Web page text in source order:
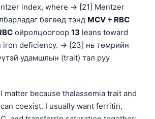
index, where → [21] Mentzer
бөгөөд тэнд MCV ÷ RBC
ойролцоогоор 13 leans toward
iron deficiency. → [23] нь төмрийн
удамшлын (trait) тал руу
matter because thalassemia trait and
coexist. I usually want ferritin,